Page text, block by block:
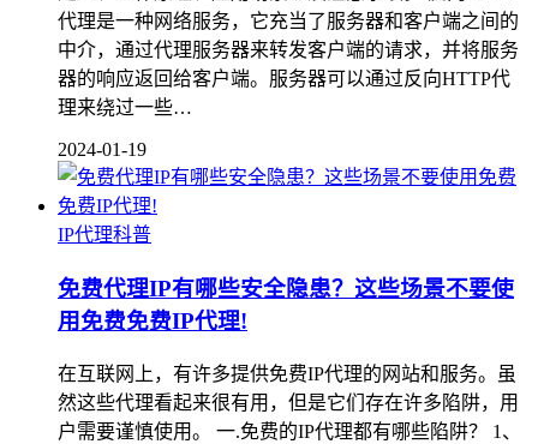
代理是一种网络服务，它充当了服务器和客户端之间的
中介，通过代理服务器来转发客户端的请求，并将服务
器的响应返回给客户端。服务器可以通过反向HTTP代
理来绕过一些…
2024-01-19
IP代理科普
免费代理IP有哪些安全隐患？这些场景不要使
用免费免费IP代理!
在互联网上，有许多提供免费IP代理的网站和服务。虽
然这些代理看起来很有用，但是它们存在许多陷阱，用
户需要谨慎使用。 一.免费的IP代理都有哪些陷阱？ 1、